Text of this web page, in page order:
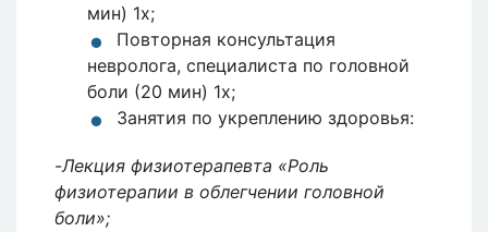
мин) 1x;
Повторная консультация
невролога, специалиста по головной
боли (20 мин) 1x;
Занятия по укреплению здоровья:
-Лекция физиотерапевта «Роль
физиотерапии в облегчении головной
боли»;